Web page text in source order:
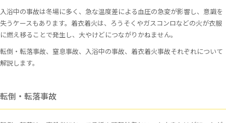
入浴中の事故は冬場に多く、急な温度差による血圧の急変が影響し、意識を
失うケースもあります。着衣着火は、ろうそくやガスコンロなどの火が衣服
に燃え移ることで発生し、大やけどにつながりかねません。
転倒・転落事故、窒息事故、入浴中の事故、着衣着火事故それぞれについて
解説します。
転倒・転落事故